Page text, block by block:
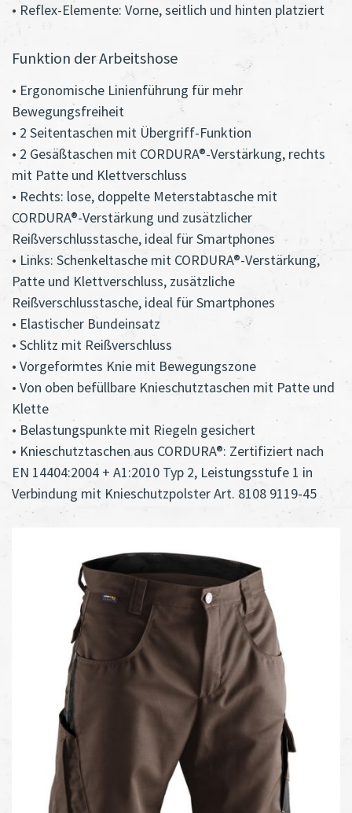
• Reflex-Elemente: Vorne, seitlich und hinten platziert
Funktion der Arbeitshose
• Ergonomische Linienführung für mehr
Bewegungsfreiheit
• 2 Seitentaschen mit Übergriff-Funktion
• 2 Gesäßtaschen mit CORDURA®-Verstärkung, rechts
mit Patte und Klettverschluss
• Rechts: lose, doppelte Meterstabtasche mit
CORDURA®-Verstärkung und zusätzlicher
Reißverschlusstasche, ideal für Smartphones
• Links: Schenkeltasche mit CORDURA®-Verstärkung,
Patte und Klettverschluss, zusätzliche
Reißverschlusstasche, ideal für Smartphones
• Elastischer Bundeinsatz
• Schlitz mit Reißverschluss
• Vorgeformtes Knie mit Bewegungszone
• Von oben befüllbare Knieschutztaschen mit Patte und
Klette
• Belastungspunkte mit Riegeln gesichert
• Knieschutztaschen aus CORDURA®: Zertifiziert nach
EN 14404:2004 + A1:2010 Typ 2, Leistungsstufe 1 in
Verbindung mit Knieschutzpolster Art. 8108 9119-45